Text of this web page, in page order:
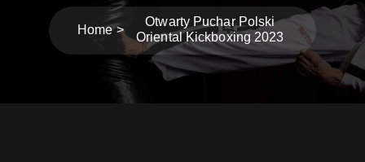
Home
Otwarty Puchar Polski
Oriental Kickboxing 2023